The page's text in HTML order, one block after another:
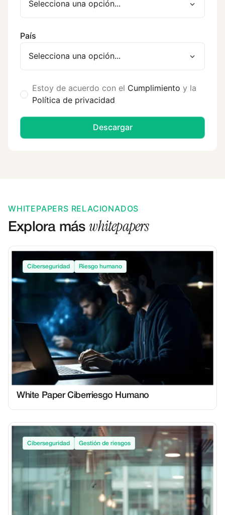
País
Estoy de acuerdo con el Cumplimiento y la
Política de privacidad
WHITEPAPERS RELACIONADOS
Explora máswhitepapers
Ciberseguridad Riesgo humano
White Paper Ciberriesgo Humano
Ciberseguridad Gestión de riesgos